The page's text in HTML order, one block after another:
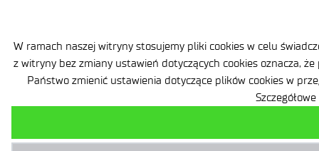
W ramach naszej witryny stosujemy pliki cookies w celu
z witryny bez zmiany ustawień dotyczących cookies oznacza,
Państwo zmienić ustawienia dotyczące plików cookies w